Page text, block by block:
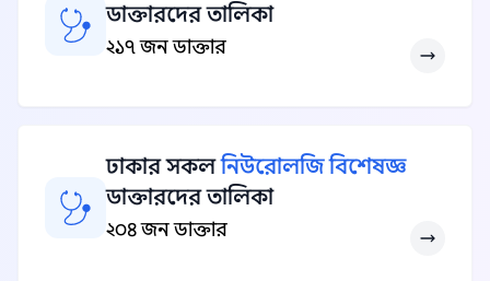
ডাক্তারদের তালিকা
২১৭ জন ডাক্তার
ঢাকার সকলনিউরোলজি বিশেষজ্ঞ
ডাক্তারদের তালিকা
২০৪ জন ডাক্তার